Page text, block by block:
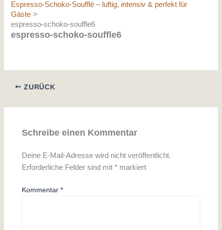
Espresso-Schoko-Soufflé – luftig, intensiv & perfekt für
Gäste
espresso-schoko-souffle6
espresso-schoko-souffle6
ZURÜCK
Schreibe einen Kommentar
Deine E-Mail-Adresse wird nicht veröffentlicht.
Erforderliche Felder sind mit* markiert
Kommentar*